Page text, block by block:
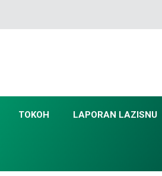
TOKOH LAPORAN LAZISNU